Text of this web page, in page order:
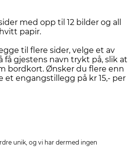
med opp til 12 bilder og all
papir.
til flere sider, velge et av
få gjestens navn trykt på, slik at
bordkort. Ønsker du flere enn
et engangstillegg på kr 15,- per
unik, og vi har dermed ingen